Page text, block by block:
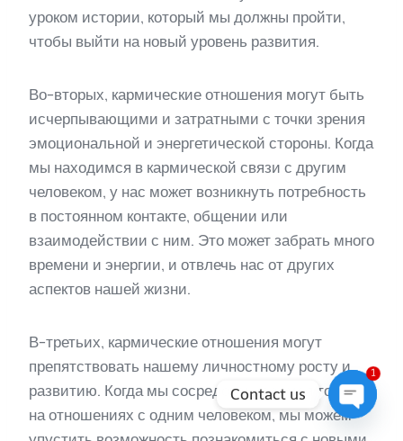
уроком истории, который мы должны пройти,
чтобы выйти на новый уровень развития.
Во-вторых, кармические отношения могут быть
исчерпывающими и затратными с точки зрения
эмоциональной и энергетической стороны. Когда
мы находимся в кармической связи с другим
человеком, у нас может возникнуть потребность
в постоянном контакте, общении или
взаимодействии с ним. Это может забрать много
времени и энергии, и отвлечь нас от других
аспектов нашей жизни.
В-третьих, кармические отношения могут
препятствовать нашему личностному росту и
развитию. Когда мы сосредотачиваемся только
на отношениях с одним человеком, мы можем
Contact us
1